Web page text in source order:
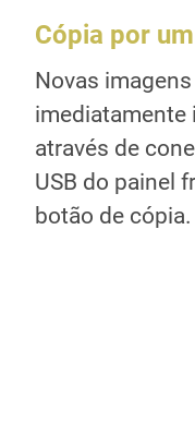
Cópia por
Novas
imediatamente
através de
USB do painel
botão de cópia.